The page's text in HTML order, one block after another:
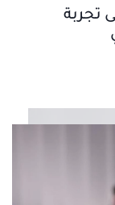
تجربة